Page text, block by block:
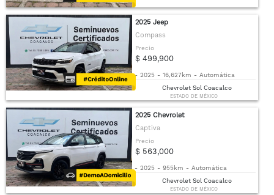
2025 Jeep
Compass
Precio
$ 499,900
- 2025 - 16,627km - Automática
Chevrolet Sol Coacalco
ESTADO DE MÉXICO
2025 Chevrolet
Captiva
Precio
$ 563,000
- 2025 - 955km - Automática
Chevrolet Sol Coacalco
ESTADO DE MÉXICO